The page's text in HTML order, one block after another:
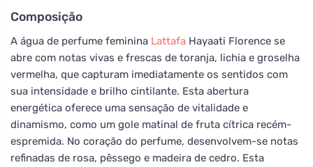
Composição
A água de perfume feminina Lattafa Hayaati Florence se
abre com notas vivas e frescas de toranja, lichia e groselha
vermelha, que capturam imediatamente os sentidos com
sua intensidade e brilho cintilante. Esta abertura
energética oferece uma sensação de vitalidade e
dinamismo, como um gole matinal de fruta cítrica recém-
espremida. No coração do perfume, desenvolvem-se notas
refinadas de rosa, pêssego e madeira de cedro. Esta